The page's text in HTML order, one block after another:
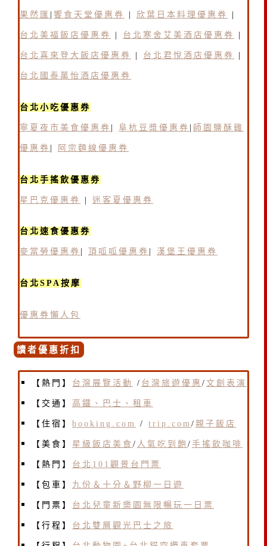
果然匯 饗食天堂優惠券 欣葉日本料理優惠券
台北美福飯店優惠券 台北寒舍艾美酒店優惠券
台北喜來登大飯店優惠券 台北君悅酒店優惠券
台北國泰萬怡酒店優惠券
台北小吃優惠券
寧夏夜市美食優惠券 阜杭豆漿優惠券 師園鹽酥雞
優惠券 阿宗麵線優惠券
台北手搖飲優惠券
星巴克優惠券 | 迷客夏優惠券
台北速食優惠券
麥當勞優惠券 頂呱呱優惠券 漢堡王優惠券
台北SPA按摩
優惠券懶人包
讀者優惠折扣
【熱門】 台灣展覽活動 / 台灣旅遊優惠 / 文創表演
【交通】 高鐵、巴士、租車
【住宿】 booking.com / trip.com / 親子飯店
【美食】 星級飯店美食 / 人氣吃到飽 / 手搖飲咖啡
【熱門】 台北101觀景台門票
【包車】 九份＆十分＆野柳一日遊
【門票】 台北兒童新樂園無限暢玩一日票
【行程】 台北雙層觀光巴士之旅